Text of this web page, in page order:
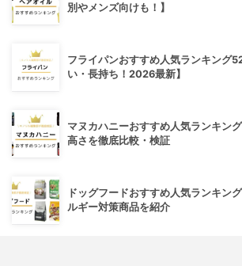
別やメンズ向けも！】
フライパンおすすめ人気ランキング
い・長持ち！2026最新】
マヌカハニーおすすめ人気ランキン
高さを徹底比較・検証
ドッグフードおすすめ人気ランキン
ルギー対策商品を紹介